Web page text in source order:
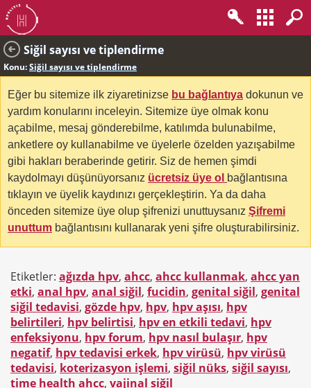
Siğil sayısı ve tiplendirme
Konu:Siğil sayısı ve tiplendirme
Eğer bu sitemize ilk ziyaretinizse bu bağlantıya dokunun ve
yardım konularını inceleyin. Sitemize üye olmak konu
açabilme, mesaj gönderebilme, katılımda bulunabilme,
anketlere oy kullanabilme ve üyelerle özelden yazışabilme
gibi hakları beraberinde getirir. Siz de hemen şimdi
kaydolmayı düşünüyorsanız ücretsiz üye ol bağlantısına
tıklayın ve üyelik kaydınızı gerçekleştirin. Ya da daha
önceden sitemize üye olup şifrenizi unuttuysanız Şifremi
unuttum bağlantısını kullanarak yeni şifre oluşturabilirsiniz.
Etiketler: ağızda hpv, ahcc, ahcc kullanmak, ahcc yan
etki, anal hpv, anal siğil, fucidin, genital siğil, genital
siğil tedavisi, gözde hpv, hpv, hpv aşısı, hpv
belirtileri, hpv belirtisi, hpv en etkili tedavi, hpv
enfeksiyonu, hpv forum, hpv nasıl bulaşır, hpv
negatif, hpv tedavisi erkek, hpv virüsü, hpv virüsü
tedavisi, koterizasyon işlemi, siğil nüks, siğil sayısı,
time health ahcc, vajinal siğil